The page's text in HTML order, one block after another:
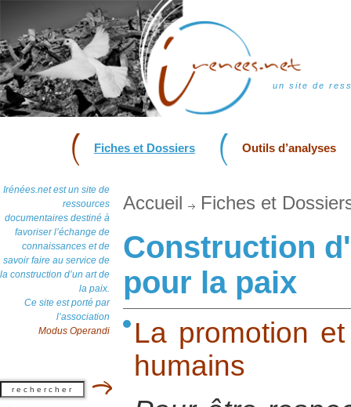
un site de
Fiches et Dossiers Outils d’analyses
Irénées.net est un site de
ressources
documentaires destiné à
favoriser l’échange de
connaissances et de
savoir faire au service de
la construction d’un art de
la paix.
Ce site est porté par
l’association
Modus Operandi
Accueil Fiches et
Construction
pour la paix
La promotion
humains